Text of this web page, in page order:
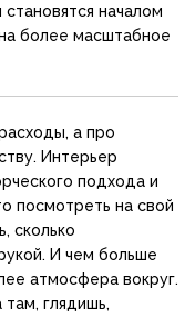
началом
более масштабное
а про
Интерьер
подхода и
посмотреть на свой
сколько
И чем больше
атмосфера вокруг.
глядишь,